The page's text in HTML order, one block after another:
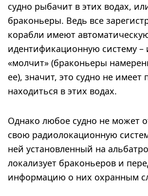
судно рыбачит в этих водах,
браконьеры. Ведь все
корабли имеют
идентификационную систему –
«молчит» (браконьеры
ее), значит, это судно не имеет
находиться в этих водах.
Однако любое судно не может
свою радиолокационную
ней установленный на
локализует браконьеров и
информацию о них охранным